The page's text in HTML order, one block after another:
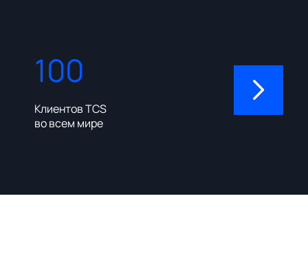
100
Клиентов TCS
во всем мире
310